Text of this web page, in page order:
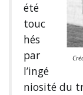
été
touc
hés
par
l’ingé
niosité du